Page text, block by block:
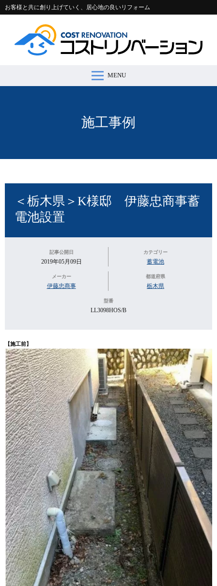
お客様と共に創り上げていく、居心地の良いリフォーム
MENU
施工事例
＜栃木県＞K様邸 伊藤忠商事蓄
電池設置
記事公開日
2019年05月09日
カテゴリー
蓄電池
メーカー
伊藤忠商事
都道府県
栃木県
型番
LL3098HOS/B
【施工前】